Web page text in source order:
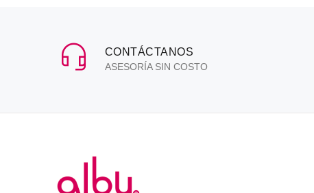
CONTÁCTANOS
ASESORÍA SIN COSTO